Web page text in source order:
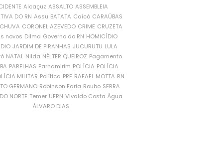
Alcaçuz ASSALTO ASSEMBLEIA
DO RN Assu BATATA Caicó CARAÚBAS
CORONEL AZEVEDO CRIME CRUZETA
novos Dilma Governo do RN HOMICÍDIO
JARDIM DE PIRANHAS JUCURUTU LULA
NATAL Nilda NÉLTER QUEIROZ Pagamento
PARELHAS Parnamirim POLÍCIA POLÍCIA
MILITAR Política PRF RAFAEL MOTTA RN
GERMANO Robinson Faria Roubo SERRA
NORTE Temer UFRN Vivaldo Costa Água
ÁLVARO DIAS